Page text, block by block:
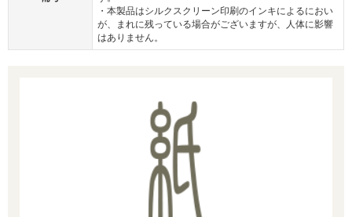
・本製品はシルクスクリーン印刷のインキによるにおい
が、まれに残っている場合がございますが、人体に影響
はありません。